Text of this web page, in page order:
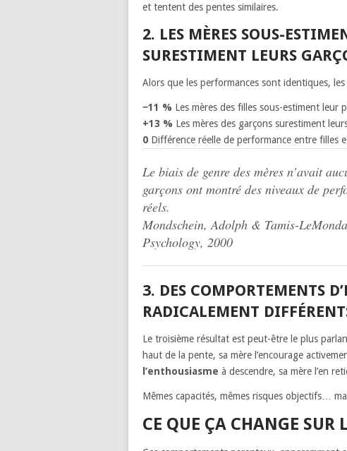
et tentent des pentes similaires.
2. LES MÈRES SOUS-
SURESTIMENT LEURS
Alors que les performances sont identiques,
−11 % Les mères des filles sous-estiment leur
+13 % Les mères des garçons surestiment
0 Différence réelle de performance entre filles
Le biais de genre des mères n’avait
garçons ont montré des niveaux de
réels.
Mondschein, Adolph & Tamis-
Psychology, 2000
3. DES COMPORTEMENTS
RADICALEMENT
Le troisième résultat est peut-être le plus
haut de la pente, sa mère l’encourage
l’enthousiasme à descendre, sa mère l’en
Mêmes capacités, mêmes risques objectifs…
CE QUE ÇA CHANGE SUR